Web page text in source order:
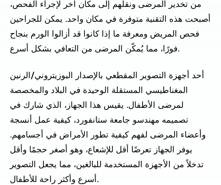
من تخدير المرضى ونقلهم إلى مكان آخر لإجراء الفحص،
أصبحت هذه التقنية متوفرة في مكان واحد. يمكن للجراحين
فحص المريض ومعرفة ما إذا كانوا قد أزالوا الورم بنجاح
فورًا، مما يُمكّن المرضى من التعافي بشكل أسرع.
أحد أجهزة التصوير المقطعي بالإصدار البوزيتروني/الرنين
المغناطيسي المستقلة الوحيدة في البلاد والمخصصة
لمرضى الأطفال. يقيس هذا الجهاز، الذي شارك في
تصميمه مهندسو جامعة ستانفورد، كيفية عمل أنسجة
وأعضاء المرضى لفهم كيفية تطور الأمراض في أجسامهم.
يوفر الجهاز تعرضًا أقل للإشعاع، وهو أصغر حجمًا وأقل
تدخلاً من الأجهزة المستخدمة للبالغين، مما يجعل التصوير
أسرع وأكثر راحة للأطفال.